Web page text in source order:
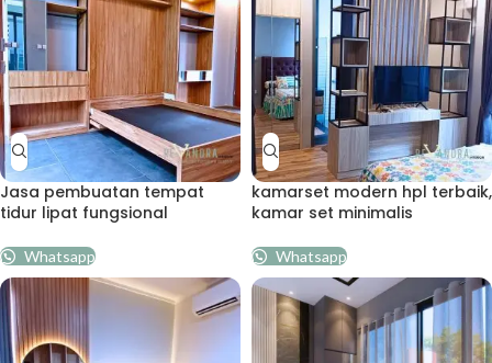
Jasa pembuatan tempat
tidur lipat fungsional
Whatsapp
kamarset modern hpl terbaik,
kamar set minimalis
Whatsapp